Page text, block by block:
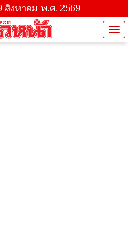
งหาคม พ.ศ. 2569